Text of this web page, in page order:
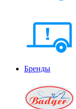
Бренды